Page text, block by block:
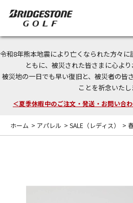
令和8年熊本地震により亡くなられた方々
ともに、被災された皆さまに心より
被災地の一日でも早い復旧と、被災者の皆
ことを祈念いたし
今なら新規会員登録で1,000円OFFクー
＜商品配送に関するお知らせ＞
＜夏季休暇中のご注文・発送・お問い合
ホーム > アパレル > SALE（レディス） >